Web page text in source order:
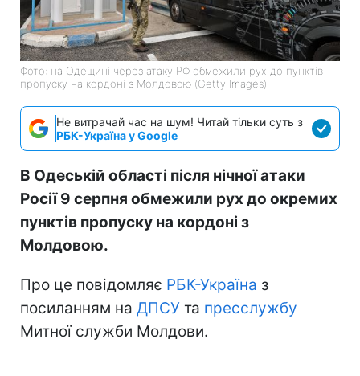
Фото: на Одещині через атаку РФ обмежили рух до пунктів
пропуску на кордоні з Молдовою (Getty Images)
Не витрачай час на шум! Читай тільки суть з
РБК-Україна у Google
В Одеській області після нічної атаки
Росії 9 серпня обмежили рух до окремих
пунктів пропуску на кордоні з
Молдовою.
Про це повідомляє РБК-Україна з
посиланням на ДПСУ та пресслужбу
Митної служби Молдови.